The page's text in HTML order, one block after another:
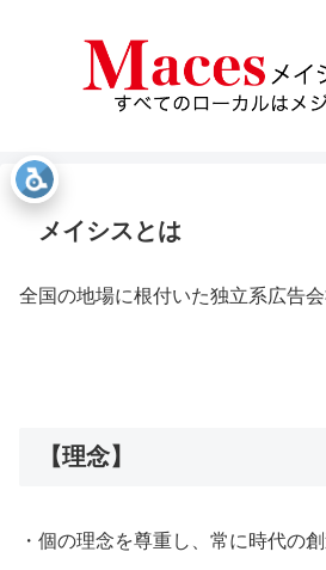
メイシスとは
全国の地場に根付いた独立系広告
【理念】
・個の理念を尊重し、常に時代の